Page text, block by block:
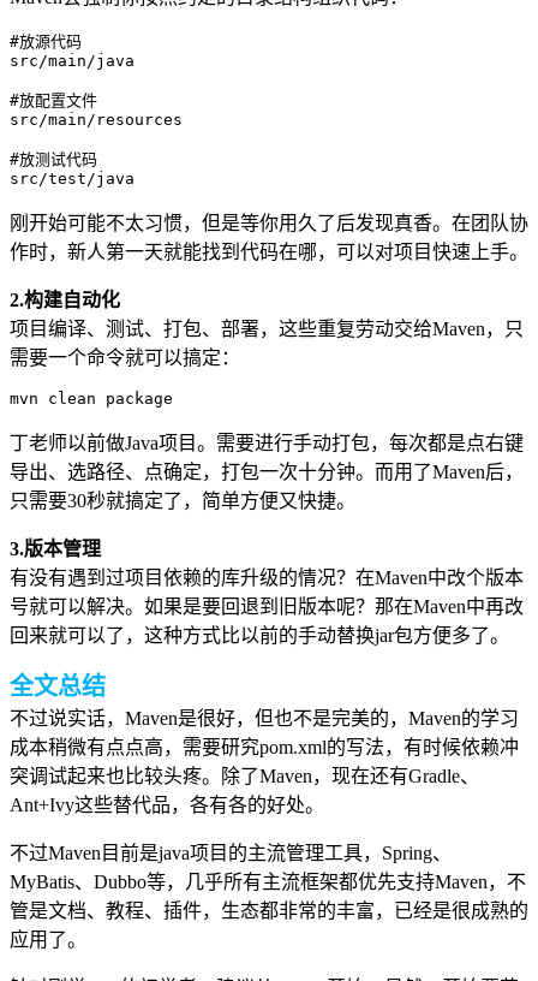
#放源代码
src/main/java
#放配置文件
src/main/resources
#放测试代码
src/test/java
刚开始可能不太习惯，但是等你用久了后发现真香。在团队协
作时，新人第一天就能找到代码在哪，可以对项目快速上手。
2.构建自动化
项目编译、测试、打包、部署，这些重复劳动交给Maven，只
需要一个命令就可以搞定：
mvn clean package
丁老师以前做Java项目。需要进行手动打包，每次都是点右键
导出、选路径、点确定，打包一次十分钟。而用了Maven后，
只需要30秒就搞定了，简单方便又快捷。
3.版本管理
有没有遇到过项目依赖的库升级的情况？在Maven中改个版本
号就可以解决。如果是要回退到旧版本呢？那在Maven中再改
回来就可以了，这种方式比以前的手动替换jar包方便多了。
全文总结
不过说实话，Maven是很好，但也不是完美的，Maven的学习
成本稍微有点点高，需要研究pom.xml的写法，有时候依赖冲
突调试起来也比较头疼。除了Maven，现在还有Gradle、
Ant+Ivy这些替代品，各有各的好处。
不过Maven目前是java项目的主流管理工具，Spring、
MyBatis、Dubbo等，几乎所有主流框架都优先支持Maven，不
管是文档、教程、插件，生态都非常的丰富，已经是很成熟的
应用了。